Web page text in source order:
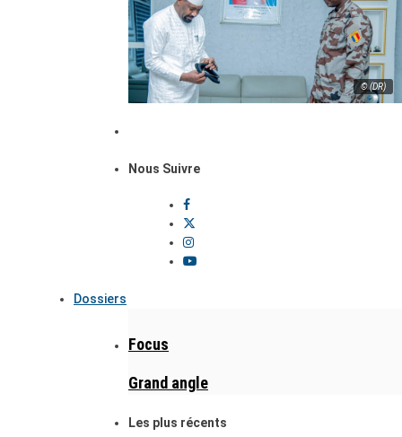
© (DR)
Nous Suivre
Dossiers
Focus
Grand angle
Les plus récents